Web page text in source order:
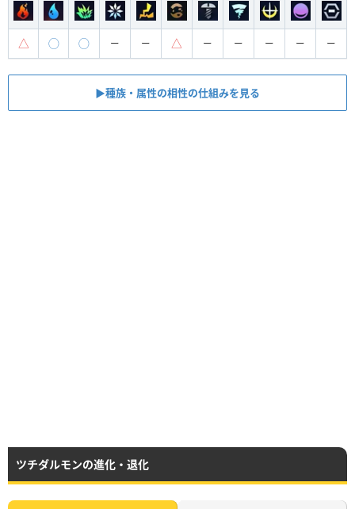
△ ◯ ◯ ー ー △ ー ー ー ー ー
▶︎種族・属性の相性の仕組みを見る
ツチダルモンの進化・退化